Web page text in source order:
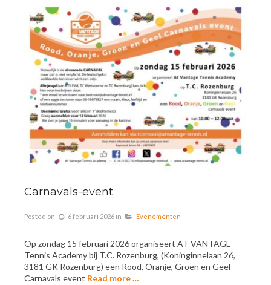
Carnavals-event
Posted on 6 februari 2026 in Evenementen
Op zondag 15 februari 2026 organiseert AT VANTAGE
Tennis Academy bij T.C. Rozenburg, (Koninginnelaan 26,
3181 GK Rozenburg) een Rood, Oranje, Groen en Geel
Carnavals event Read more …